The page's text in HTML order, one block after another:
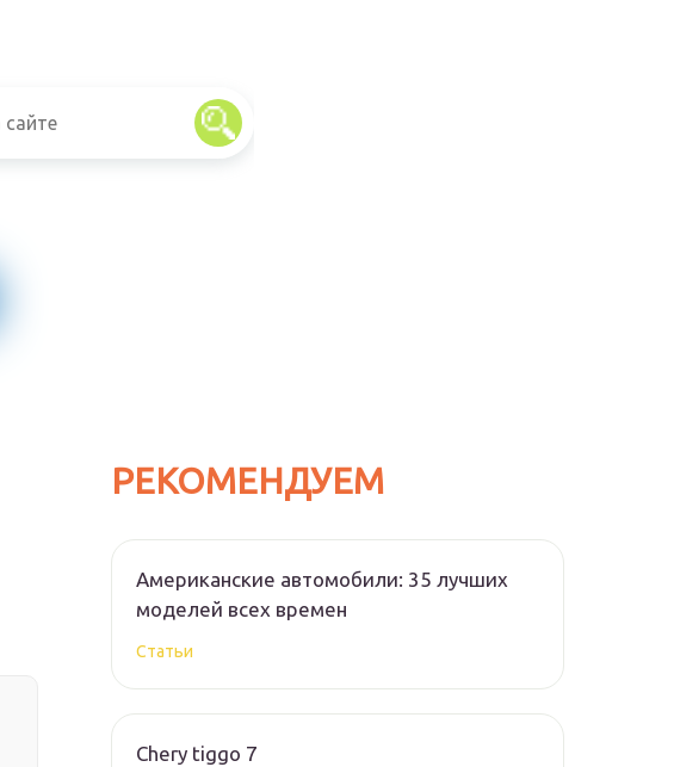
РЕКОМЕНДУЕМ
Американские автомобили: 35 лучших
моделей всех времен
Статьи
Chery tiggo 7